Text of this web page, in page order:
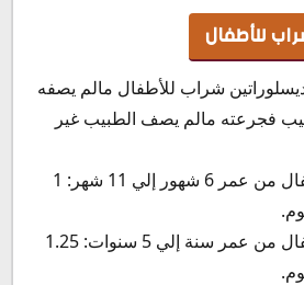
للأطفال
شراب للأطفال مالم يصفه
فجرعته مالم يصف الطبيب غير
جرعة ديسلوراتين للأطفال من عمر 6 شهور إلي 11 شهر: 1
جرعة ديسلوراتين للأطفال من عمر سنة إلي 5 سنوات: 1.25